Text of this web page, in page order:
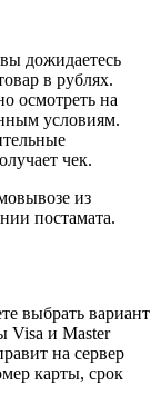
дожидаетесь
в рублях.
осмотреть на
условиям.
чек.
из
постамата.
выбрать вариант
Visa и Master
на сервер
карты, срок